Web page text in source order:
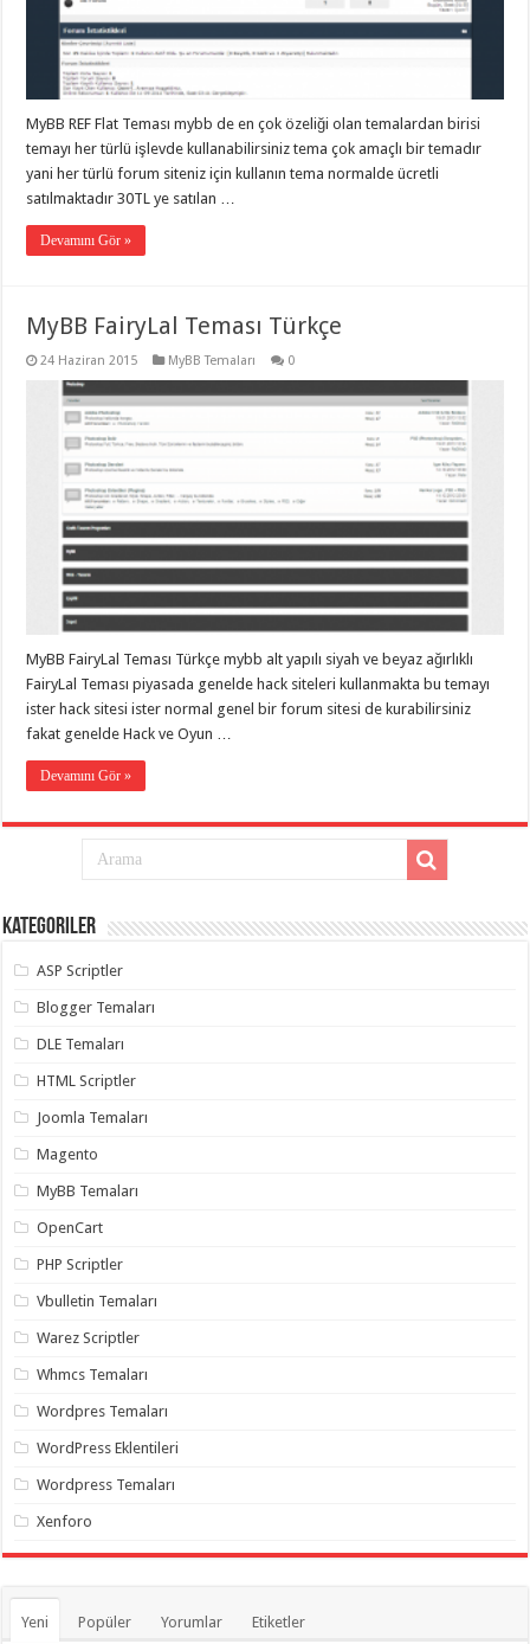
MyBB REF Flat Teması mybb de en çok özeliği olan temalardan birisi
temayı her türlü işlevde kullanabilirsiniz tema çok amaçlı bir temadır
yani her türlü forum siteniz için kullanın tema normalde ücretli
satılmaktadır 30TL ye satılan …
Devamını Gör »
MyBB FairyLal Teması Türkçe
24 Haziran 2015 MyBB Temaları 0
MyBB FairyLal Teması Türkçe mybb alt yapılı siyah ve beyaz ağırlıklı
FairyLal Teması piyasada genelde hack siteleri kullanmakta bu temayı
ister hack sitesi ister normal genel bir forum sitesi de kurabilirsiniz
fakat genelde Hack ve Oyun …
Devamını Gör »
Kategoriler
ASP Scriptler
Blogger Temaları
DLE Temaları
HTML Scriptler
Joomla Temaları
Magento
MyBB Temaları
OpenCart
PHP Scriptler
Vbulletin Temaları
Warez Scriptler
Whmcs Temaları
Wordpres Temaları
WordPress Eklentileri
Wordpress Temaları
Xenforo
Yeni Popüler Yorumlar Etiketler